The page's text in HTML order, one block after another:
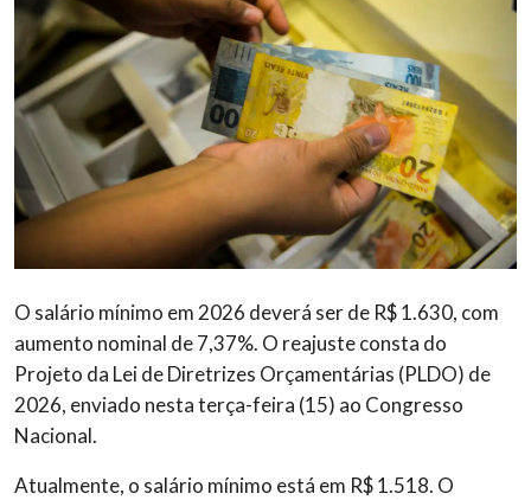
O salário mínimo em 2026 deverá ser de R$ 1.630, com
aumento nominal de 7,37%. O reajuste consta do
Projeto da Lei de Diretrizes Orçamentárias (PLDO) de
2026, enviado nesta terça-feira (15) ao Congresso
Nacional.
Atualmente, o salário mínimo está em R$ 1.518. O